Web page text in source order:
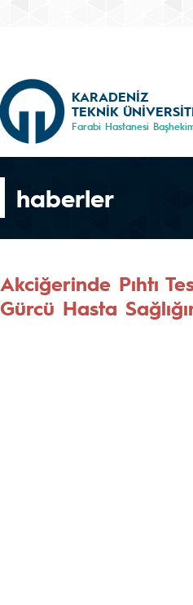
KARADENİZ
TEKNİK
Farabi Hastanesi
haberler
Akciğerinde Pıhtı
Gürcü Hasta